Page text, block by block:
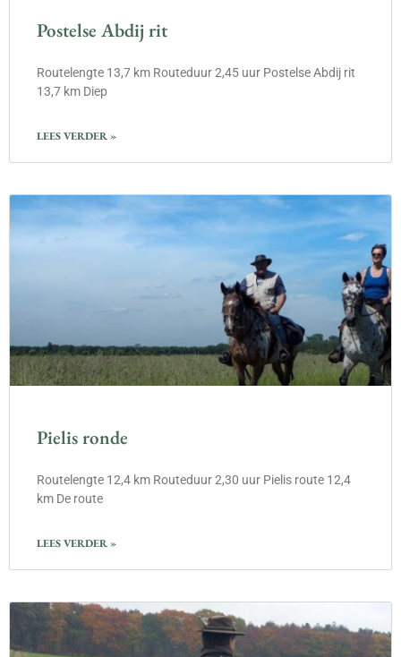
Postelse Abdij rit
Routelengte 13,7 km Routeduur 2,45 uur Postelse Abdij rit
13,7 km Diep
LEES VERDER »
Pielis ronde
Routelengte 12,4 km Routeduur 2,30 uur Pielis route 12,4
km De route
LEES VERDER »